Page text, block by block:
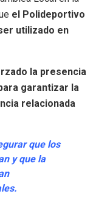
el Polideportivo
utilizado en
la presencia
garantizar la
relacionada
que los
y que la